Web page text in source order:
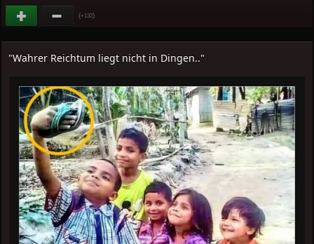
(+132)
"Wahrer Reichtum liegt nicht in Dingen.."